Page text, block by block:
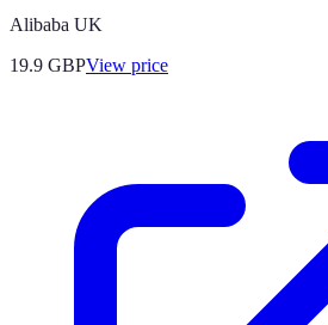
Alibaba UK
19.9 GBPView price